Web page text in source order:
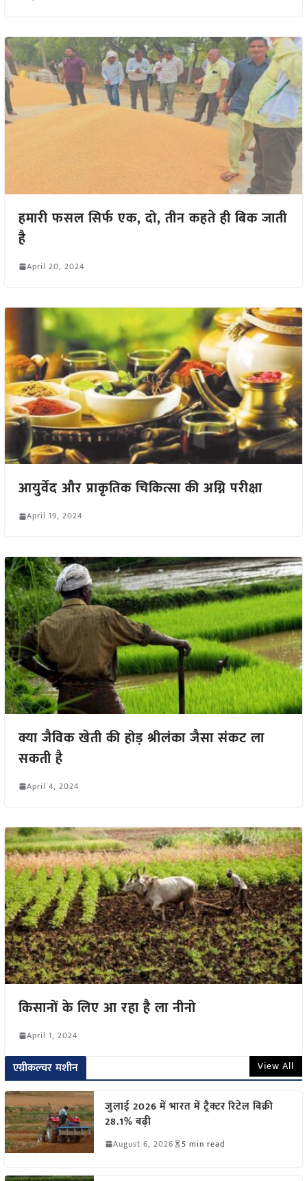
हमारी फसल सिर्फ एक, दो, तीन कहते ही बिक जाती
है
April 20, 2024
आयुर्वेद और प्राकृतिक चिकित्सा की अग्नि परीक्षा
April 19, 2024
क्या जैविक खेती की होड़ श्रीलंका जैसा संकट ला
सकती है
April 4, 2024
किसानों के लिए आ रहा है ला नीनो
April 1, 2024
एग्रीकल्चर मशीन View All
जुलाई 2026 में भारत में ट्रैक्टर रिटेल बिक्री
28.1% बढ़ी
August 6, 2026 5 min read